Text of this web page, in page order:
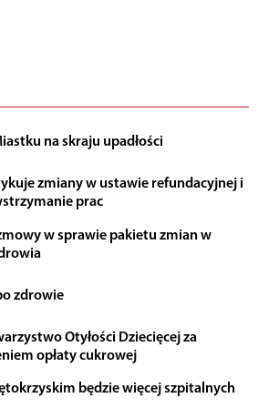
na skraju upadłości
zmiany w ustawie refundacyjnej i
prac
w sprawie pakietu zmian w
zdrowie
Otyłości Dziecięcej za
opłaty cukrowej
będzie więcej szpitalnych